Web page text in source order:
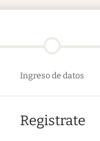
Ingreso de datos
Registrate